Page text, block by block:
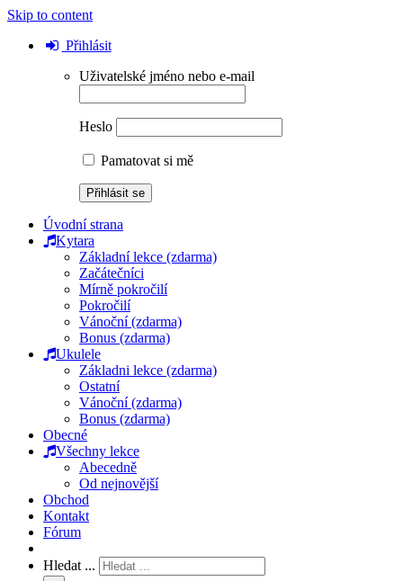
Skip to content
Přihlásit
Uživatelské jméno nebo e-mail
Heslo
Pamatovat si mě
Úvodní strana
Kytara
Základní lekce (zdarma)
Začátečníci
Mírně pokročilí
Pokročilí
Vánoční (zdarma)
Bonus (zdarma)
Ukulele
Základni lekce (zdarma)
Ostatní
Vánoční (zdarma)
Bonus (zdarma)
Obecné
Všechny lekce
Abecedně
Od nejnovější
Obchod
Kontakt
Fórum
Hledat ...